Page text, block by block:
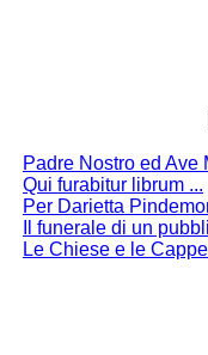
Padre Nostro ed Ave
Qui furabitur librum ...
Per Darietta
Il funerale di un
Le Chiese e le